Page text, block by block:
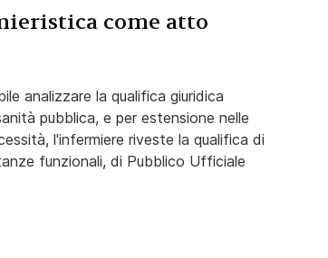
come atto
analizzare la qualifica giuridica
pubblica, e per estensione nelle
l'infermiere riveste la qualifica di
funzionali, di Pubblico Ufficiale